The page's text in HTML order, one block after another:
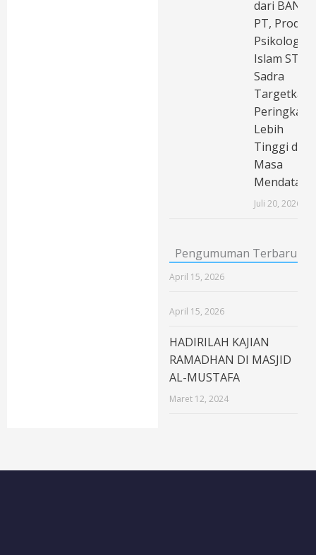
dari BAN-
PT, Prodi
Psikologi
Islam STAI
Sadra
Targetkan
Peringkat
Lebih
Tinggi di
Masa
Mendatang
Juli 20, 2026
Pengumuman Terbaru
April 15, 2026
April 15, 2026
HADIRILAH KAJIAN
RAMADHAN DI MASJID
AL-MUSTAFA
Maret 12, 2024